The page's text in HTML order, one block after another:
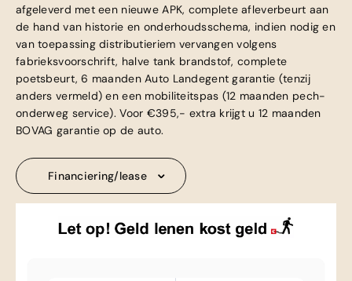
afgeleverd met een nieuwe APK, complete afleverbeurt aan
de hand van historie en onderhoudsschema, indien nodig en
van toepassing distributieriem vervangen volgens
fabrieksvoorschrift, halve tank brandstof, complete
poetsbeurt, 6 maanden Auto Landegent garantie (tenzij
anders vermeld) en een mobiliteitspas (12 maanden pech-
onderweg service). Voor €395,- extra krijgt u 12 maanden
BOVAG garantie op de auto.
Financiering/lease